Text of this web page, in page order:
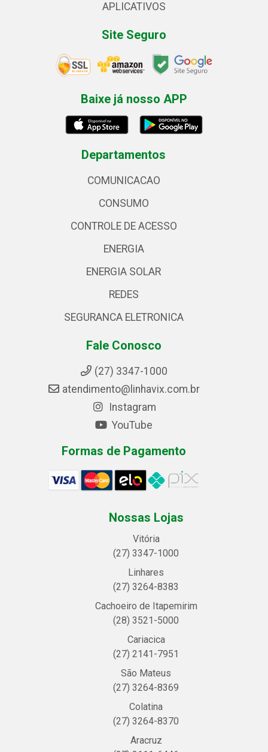
APLICATIVOS
Site Seguro
Baixe já nosso APP
Departamentos
COMUNICACAO
CONSUMO
CONTROLE DE ACESSO
ENERGIA
ENERGIA SOLAR
REDES
SEGURANCA ELETRONICA
Fale Conosco
(27) 3347-1000
atendimento@linhavix.com.br
Instagram
YouTube
Formas de Pagamento
Nossas Lojas
Vitória
(27) 3347-1000
Linhares
(27) 3264-8383
Cachoeiro de Itapemirim
(28) 3521-5000
Cariacica
(27) 2141-7951
São Mateus
(27) 3264-8369
Colatina
(27) 3264-8370
Aracruz